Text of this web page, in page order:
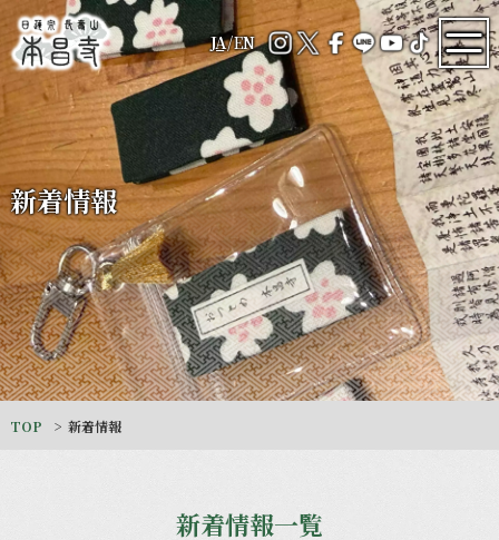
JA/EN
新着情報
TOP 新着情報
新着情報一覧